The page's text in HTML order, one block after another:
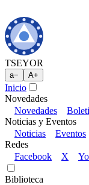
TSEYOR
a− A+
Inicio
Novedades
Novedades
Noticias y Eventos
Noticias
Eventos
Redes
Facebook
X
Biblioteca